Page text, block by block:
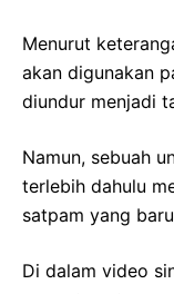
Menurut
akan digunakan
diundur menjadi
Namun, sebuah
terlebih dahulu
satpam yang
Di dalam video